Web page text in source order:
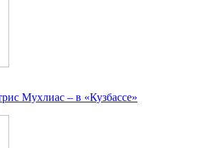
Мухлиас – в «Кузбассе»